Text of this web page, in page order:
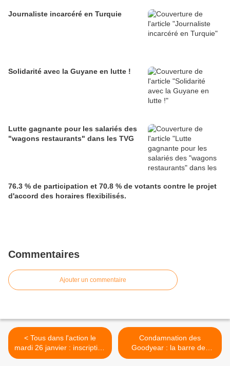
Journaliste incarcéré en Turquie
Solidarité avec la Guyane en lutte !
Lutte gagnante pour les salariés des
"wagons restaurants" dans les TVG
76.3 % de participation et 70.8 % de votants contre le projet
d'accord des horaires flexibilisés.
Commentaires
Ajouter un commentaire
< Tous dans l'action le
mardi 26 janvier : inscription
à l'événement sur la page
Condamnation des
Goodyear : la barre des
100 000 sigantures vient